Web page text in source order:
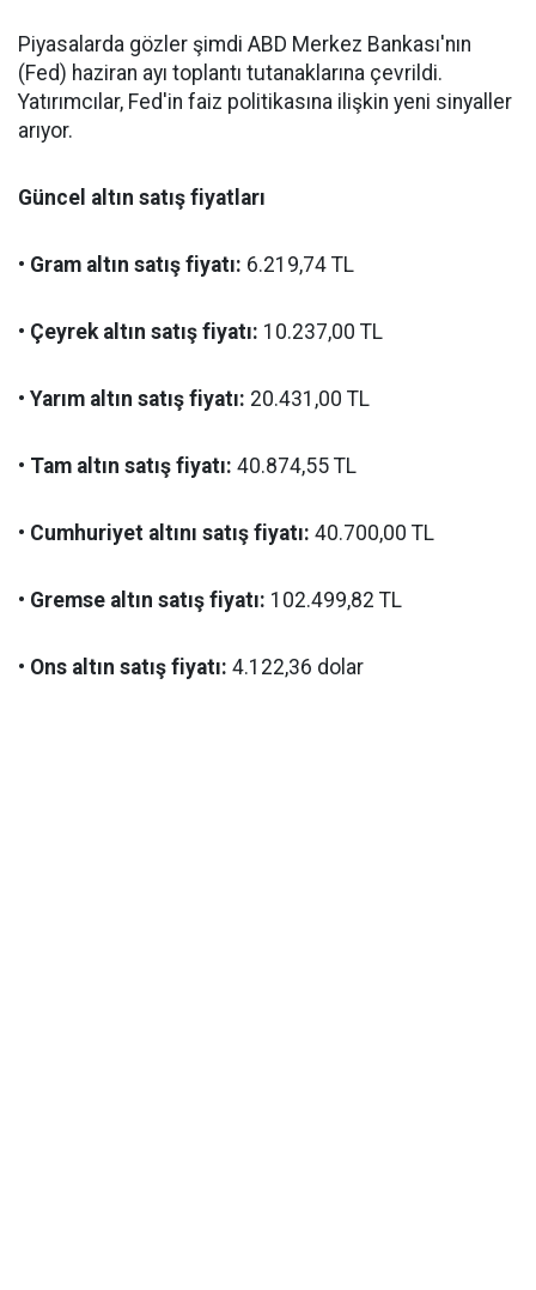
Piyasalarda gözler şimdi ABD Merkez Bankası'nın
(Fed) haziran ayı toplantı tutanaklarına çevrildi.
Yatırımcılar, Fed'in faiz politikasına ilişkin yeni sinyaller
arıyor.
Güncel altın satış fiyatları
• Gram altın satış fiyatı: 6.219,74 TL
• Çeyrek altın satış fiyatı: 10.237,00 TL
• Yarım altın satış fiyatı: 20.431,00 TL
• Tam altın satış fiyatı: 40.874,55 TL
• Cumhuriyet altını satış fiyatı: 40.700,00 TL
• Gremse altın satış fiyatı: 102.499,82 TL
• Ons altın satış fiyatı: 4.122,36 dolar